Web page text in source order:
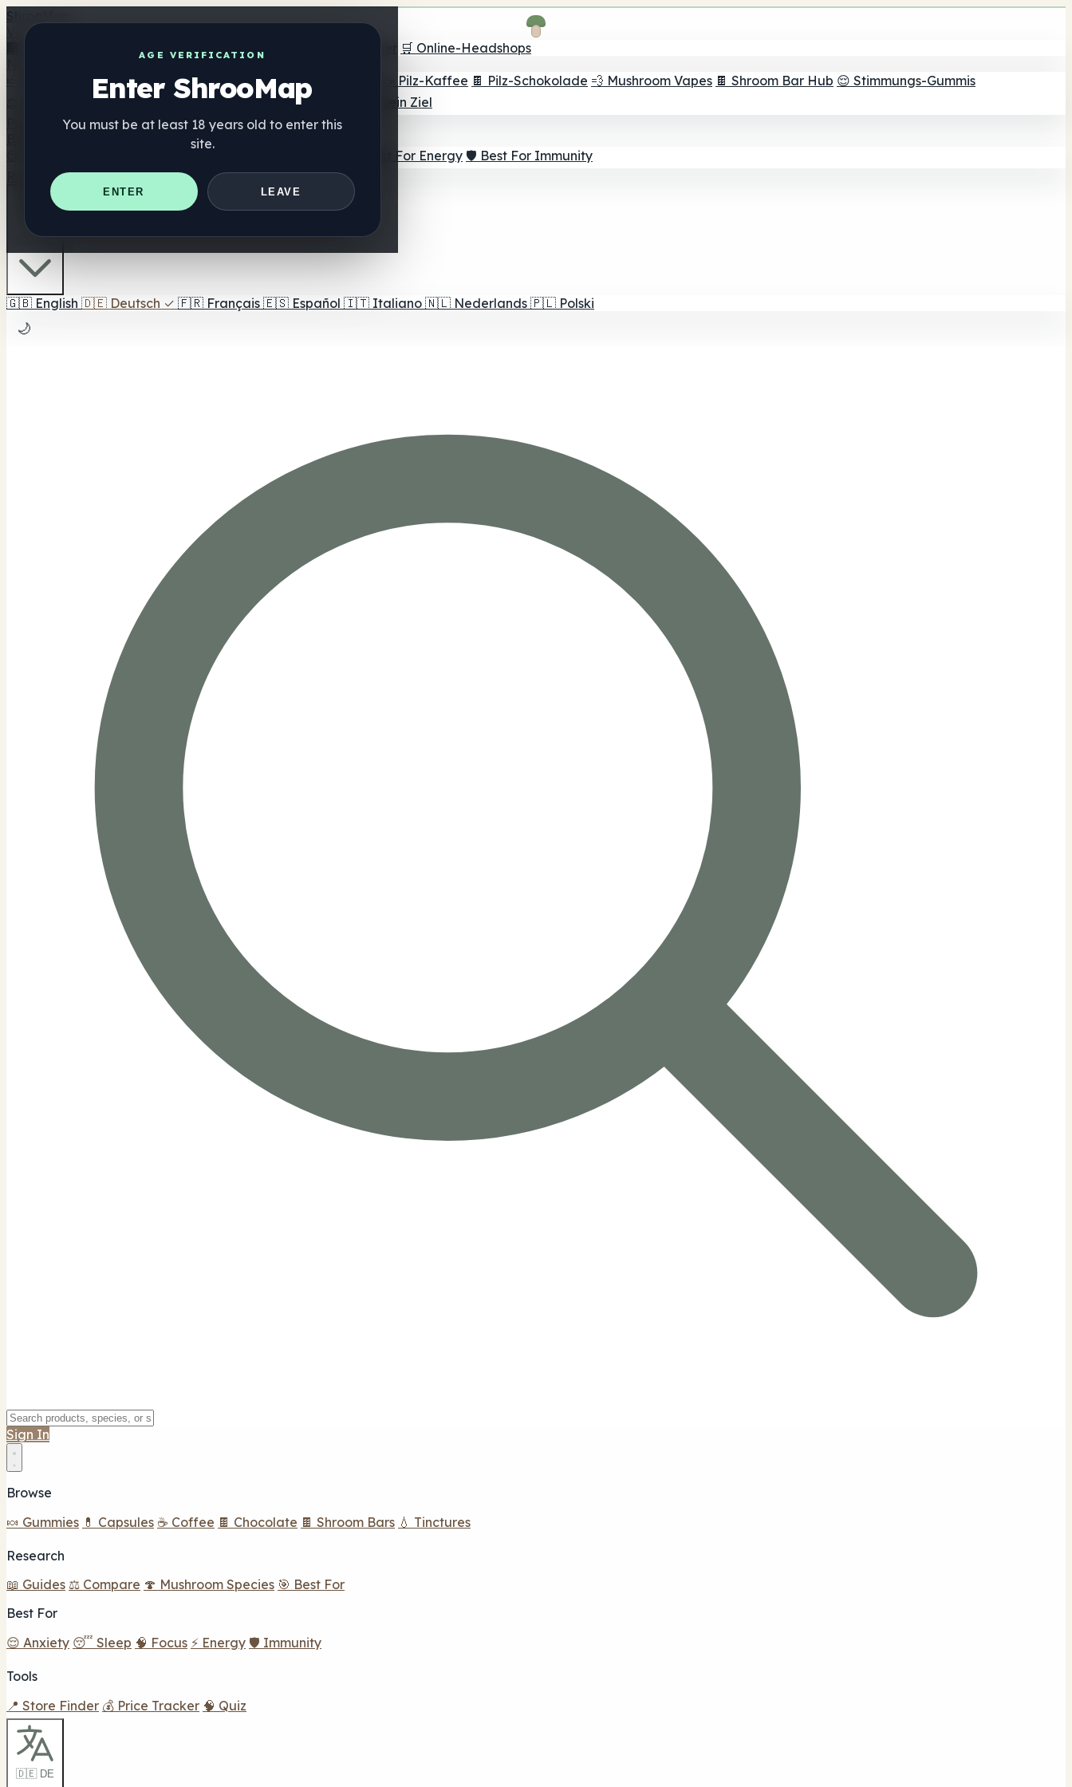
AGE VERIFICATION
Enter ShrooMap
You must be at least 18 years old to enter this
site.
ENTER LEAVE
Verzeichnis
📍 Headshop-Finder
🛒 Online-Headshops
🍬 Pilz-Gummis 💊 Pilz-Kapseln 💧 Pilz-Tinkturen 🫙 Pilz-Pulver ☕ Pilz-Kaffee 🍫 Pilz-Schokolade 💨 Mushroom Vapes 🍫 Shroom Bar Hub 😌 Stimmungs-Gummis
⚖️ Produkte vergleichen 💰 Angebote & Rabatte 🎯 Beste für dein Ziel
⚡ Best For Energy 🛡️ Best For Immunity
Ratgeber Quiz Blog In der Nähe
🇩🇪 DE
🇬🇧 English 🇩🇪 Deutsch ✓ 🇫🇷 Français 🇪🇸 Español 🇮🇹 Italiano 🇳🇱 Nederlands 🇵🇱 Polski
🌙
Sign In
Browse
🍬 Gummies 💊 Capsules ☕ Coffee 🍫 Chocolate 🍫 Shroom Bars 💧 Tinctures
Research
📖 Guides ⚖️ Compare 🍄 Mushroom Species 🎯 Best For
Best For
😌 Anxiety 😴 Sleep 🧠 Focus ⚡ Energy 🛡️ Immunity
Tools
📍 Store Finder 💰 Price Tracker 🧠 Quiz
🇩🇪 DE